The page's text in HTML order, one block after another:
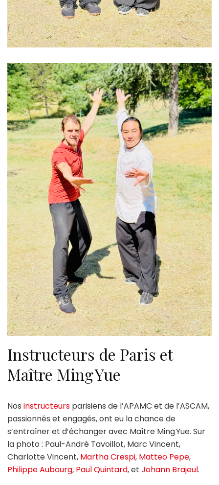
Instructeurs de Paris et
Maître Ming Yue
Nos instructeurs parisiens de l’APAMC et de l’ASCAM,
passionnés et engagés, ont eu la chance de
s’entraîner et d’échanger avec Maître Ming Yue. Sur
la photo : Paul-André Tavoillot, Marc Vincent,
Charlotte Vincent, Martha Crespi, Matteo Pepe,
Philippe Aubourg, Paul Quintard, et Johann Brajeul.